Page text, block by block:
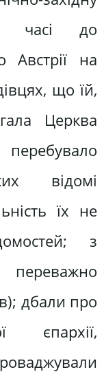
часі до
Австрії на
що їй,
Церква
відомі
їх не
з
дбали про
єпархії,